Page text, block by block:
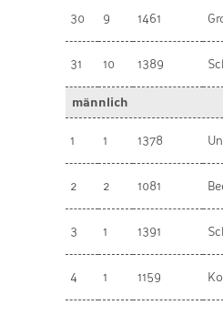
30 9 1461
31 10 1389
männlich
1 1 1378
2 2 1081
3 1 1391
4 1 1159